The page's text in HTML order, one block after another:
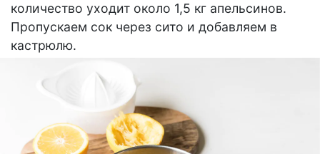
количество уходит около 1,5 кг апельсинов.
Пропускаем сок через сито и добавляем в
кастрюлю.